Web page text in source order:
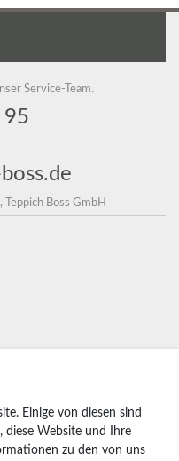
Service-Team.
95
Teppich Boss GmbH
Einige von diesen sind
diese Website und Ihre
zu den von uns